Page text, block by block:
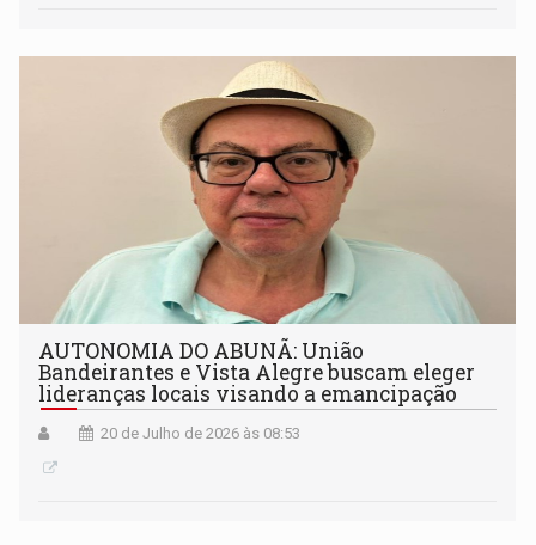
AUTONOMIA DO ABUNÃ: União
Bandeirantes e Vista Alegre buscam eleger
lideranças locais visando a emancipação
20 de Julho de 2026 às 08:53